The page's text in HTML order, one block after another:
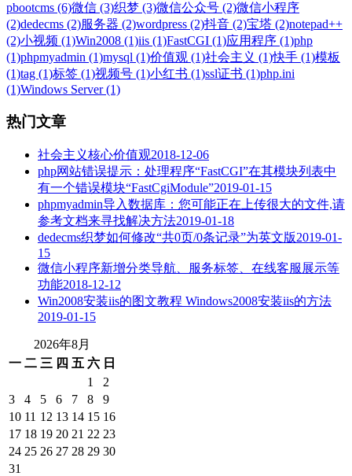
pbootcms (6)微信 (3)织梦 (3)微信公众号 (2)微信小程序
(2)dedecms (2)服务器 (2)wordpress (2)抖音 (2)宝塔 (2)notepad++
(2)小视频 (1)Win2008 (1)iis (1)FastCGI (1)应用程序 (1)php
(1)phpmyadmin (1)mysql (1)价值观 (1)社会主义 (1)快手 (1)模板
(1)tag (1)标签 (1)视频号 (1)小红书 (1)ssl证书 (1)php.ini
(1)Windows Server (1)
热门文章
社会主义核心价值观2018-12-06
php网站错误提示：处理程序“FastCGI”在其模块列表中
有一个错误模块“FastCgiModule”2019-01-15
phpmyadmin导入数据库：您可能正在上传很大的文件,请
参考文档来寻找解决方法2019-01-18
dedecms织梦如何修改“共0页/0条记录”为英文版2019-01-
15
微信小程序新增分类导航、服务标签、在线客服展示等
功能2018-12-12
Win2008安装iis的图文教程 Windows2008安装iis的方法
2019-01-15
2026年8月
一 二 三 四 五 六 日
1
2
3
4 5 6 7 8
9
10 11 12 13 14 15 16
17 18 19 20 21 22 23
24 25 26 27 28 29 30
31